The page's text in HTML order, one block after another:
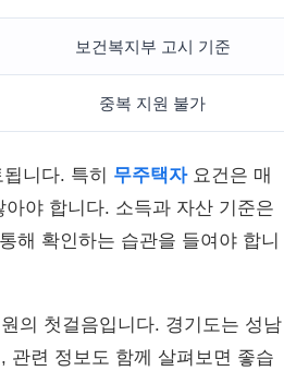
보건복지부 고시 기준
중복 지원 불가
니다. 특히 무주택자요건은 매
야 합니다. 소득과 자산 기준은
해 확인하는 습관을 들여야 합니
의 첫걸음입니다. 경기도는 성남
관련 정보도 함께 살펴보면 좋습